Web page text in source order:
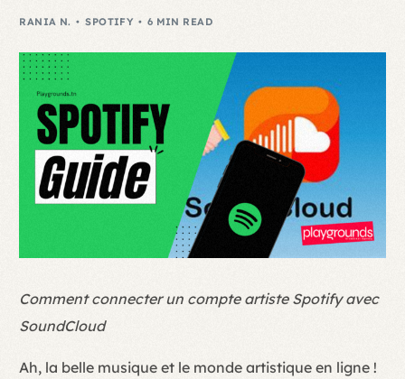
RANIA N. SPOTIFY 6 MIN READ
Comment connecter un compte artiste Spotify avec
SoundCloud
Ah, la belle musique et le monde artistique en ligne !